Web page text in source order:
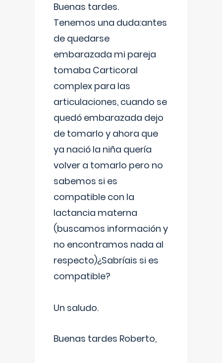
Buenas tardes.
Tenemos una duda:antes
de quedarse
embarazada mi pareja
tomaba Carticoral
complex para las
articulaciones, cuando se
quedó embarazada dejo
de tomarlo y ahora que
ya nació la niña quería
volver a tomarlo pero no
sabemos si es
compatible con la
lactancia materna
(buscamos información y
no encontramos nada al
respecto)¿Sabríais si es
compatible?
Un saludo.
Buenas tardes Roberto,